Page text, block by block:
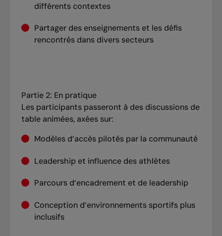
différents contextes
Partager des enseignements et les défis
rencontrés dans divers secteurs
Partie 2: En pratique
Les participants passeront à des discussions de
table animées, axées sur:
Modèles d’accès pilotés par la communauté
Leadership et influence des athlètes
Parcours d’encadrement et de leadership
Conception d’environnements sportifs plus
inclusifs